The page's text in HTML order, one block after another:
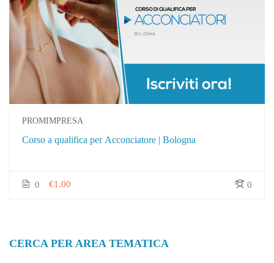
PROMIMPRESA
Corso a qualifica per Acconciatore | Bologna
0 0
€1.00
CERCA PER AREA TEMATICA